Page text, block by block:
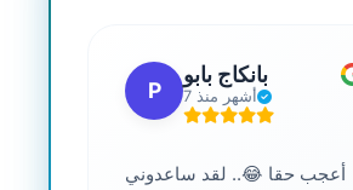
P
بانكاج بابو
7 أشهر منذ
أعجب حقا 😂.. لقد ساعدوني